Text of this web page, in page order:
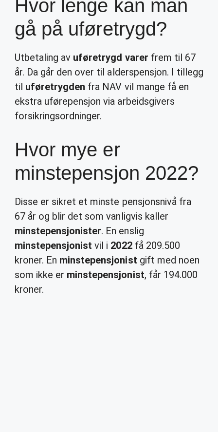
Hvor lenge kan man
gå på uføretrygd?
Utbetaling av uføretrygd varer frem til 67
år. Da går den over til alderspensjon. I tillegg
til uføretrygden fra NAV vil mange få en
ekstra uførepensjon via arbeidsgivers
forsikringsordninger.
Hvor mye er
minstepensjon 2022?
Disse er sikret et minste pensjonsnivå fra
67 år og blir det som vanligvis kaller
minstepensjonister. En enslig
minstepensjonist vil i 2022få 209.500
kroner. En minstepensjonist gift med noen
som ikke er minstepensjonist, får 194.000
kroner.